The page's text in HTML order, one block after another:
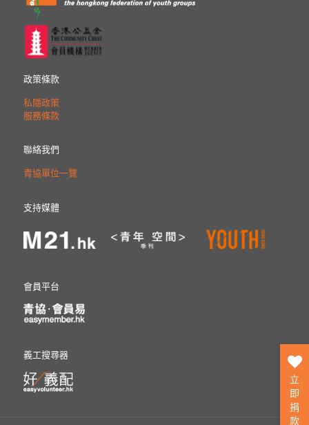
政策條款
私隱政策
服務條款
聯絡我們
青協單位一覽
支持媒體
會員平台
義工搜尋器
立
即
捐
款